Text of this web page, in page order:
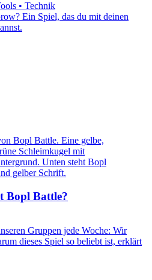
• Technik
Ein Spiel, das du mit deinen
Bopl Battle?
Gruppen jede Woche: Wir
dieses Spiel so beliebt ist, erklärt